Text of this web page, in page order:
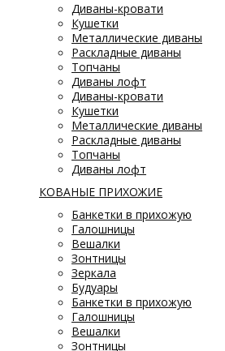
Диваны-кровати
Кушетки
Металлические диваны
Раскладные диваны
Топчаны
Диваны лофт
Диваны-кровати
Кушетки
Металлические диваны
Раскладные диваны
Топчаны
Диваны лофт
КОВАНЫЕ ПРИХОЖИЕ
Банкетки в прихожую
Галошницы
Вешалки
Зонтницы
Зеркала
Будуары
Банкетки в прихожую
Галошницы
Вешалки
Зонтницы